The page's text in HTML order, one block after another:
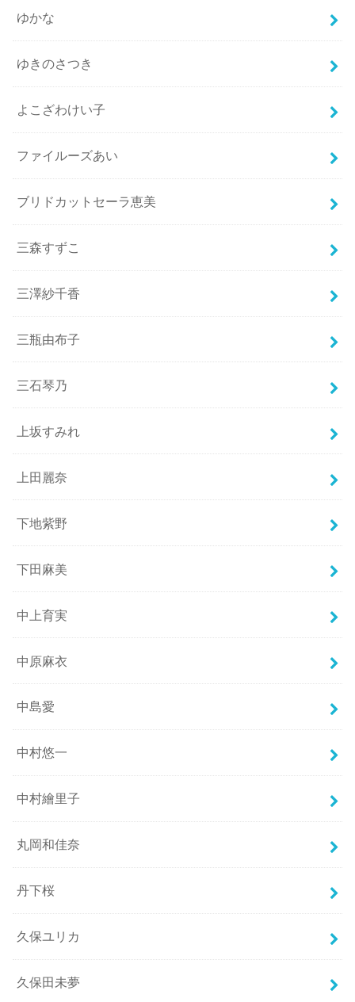
ゆかな
ゆきのさつき
よこざわけい子
ファイルーズあい
ブリドカットセーラ恵美
三森すずこ
三澤紗千香
三瓶由布子
三石琴乃
上坂すみれ
上田麗奈
下地紫野
下田麻美
中上育実
中原麻衣
中島愛
中村悠一
中村繪里子
丸岡和佳奈
丹下桜
久保ユリカ
久保田未夢